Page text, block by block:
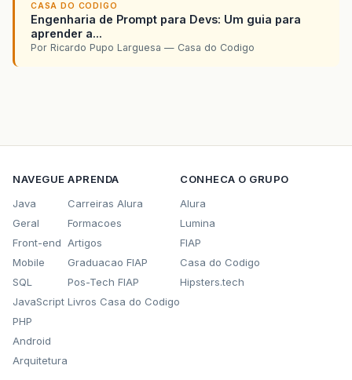
CASA DO CODIGO
Engenharia de Prompt para Devs: Um guia para
aprender a...
Por Ricardo Pupo Larguesa — Casa do Codigo
NAVEGUE
Java
Geral
Front-end
Mobile
SQL
JavaScript
PHP
Android
Arquitetura
APRENDA
Carreiras Alura
Formacoes
Artigos
Graduacao FIAP
Pos-Tech FIAP
Livros Casa do Codigo
CONHECA O GRUPO
Alura
Lumina
FIAP
Casa do Codigo
Hipsters.tech